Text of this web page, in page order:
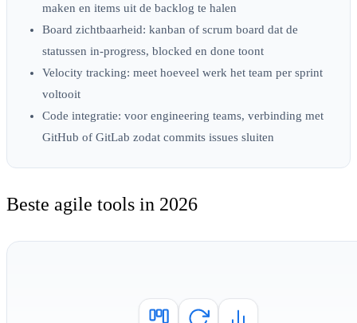
maken en items uit de backlog te halen
Board zichtbaarheid: kanban of scrum board dat de
statussen in-progress, blocked en done toont
Velocity tracking: meet hoeveel werk het team per sprint
voltooit
Code integratie: voor engineering teams, verbinding met
GitHub of GitLab zodat commits issues sluiten
Beste agile tools in 2026